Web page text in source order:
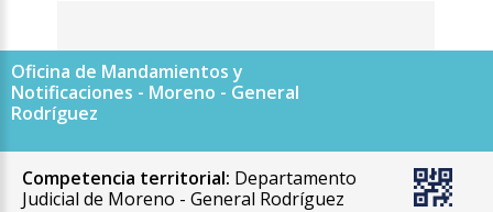
Oficina de Mandamientos y
Notificaciones - Moreno - General
Rodríguez
Competencia territorial: Departamento
Judicial de Moreno - General Rodríguez